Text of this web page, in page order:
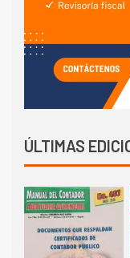
ÚLTIMAS